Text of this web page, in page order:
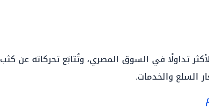
تداولًا في السوق المصري، وتُتابَع تحركاته عن كثب
السلع والخدمات.